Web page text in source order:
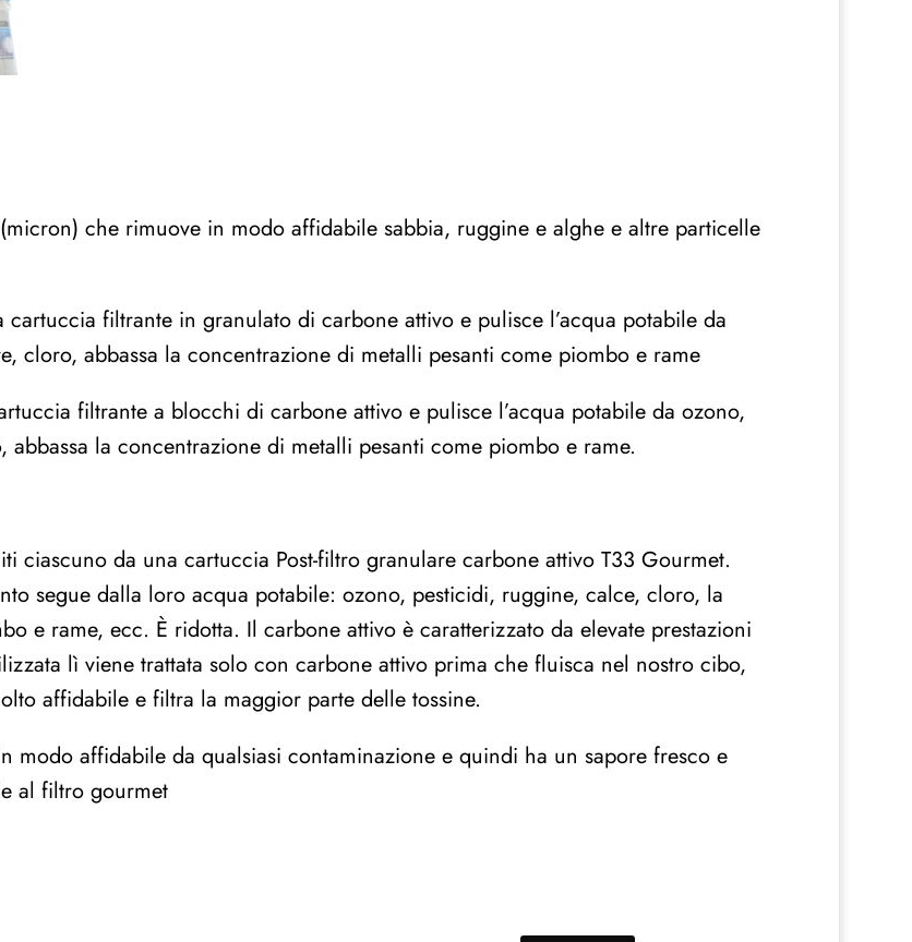
che rimuove in modo affidabile sabbia, ruggine e alghe e altre particelle
filtrante in granulato di carbone attivo e pulisce l’acqua potabile da
cloro, abbassa la concentrazione di metalli pesanti come piombo e rame
filtrante a blocchi di carbone attivo e pulisce l’acqua potabile da ozono,
la concentrazione di metalli pesanti come piombo e rame.
ciascuno da una cartuccia Post-filtro granulare carbone attivo T33 Gourmet.
segue dalla loro acqua potabile: ozono, pesticidi, ruggine, calce, cloro, la
e rame, ecc. È ridotta. Il carbone attivo è caratterizzato da elevate prestazioni
lì viene trattata solo con carbone attivo prima che fluisca nel nostro cibo,
affidabile e filtra la maggior parte delle tossine.
modo affidabile da qualsiasi contaminazione e quindi ha un sapore fresco e
al filtro gourmet